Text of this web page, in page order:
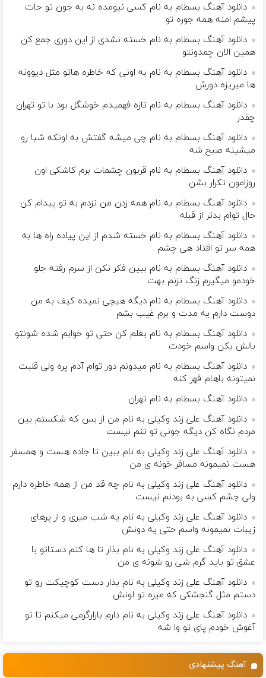
دانلود آهنگ بسطام به نام کسی نیومده نه به جون تو جات
پیشم امنه همه جوره تو
دانلود آهنگ بسطام به نام خسته نشدی از این دوری جمع کن
همین الان چمدونتو
دانلود آهنگ بسطام به نام به اونی که خاطره هاتو مثل دیوونه
ها میریزه دورش
دانلود آهنگ بسطام به نام تازه فهمیدم خوشگل بود با تو تهران
چقدر
دانلود آهنگ بسطام به نام چی میشه گفتش به اونکه شبا رو
میشینه صبح شه
دانلود آهنگ بسطام به نام قربون چشمات برم کاشکی اون
روزامون تکرار بشن
دانلود آهنگ بسطام به نام همه زدن من نزدم به تو پیدام کن
حال توام بدتر از قبله
دانلود آهنگ بسطام به نام خسته شدم از این پیاده راه ها به
همه سر تو افتاد هی چشم
دانلود آهنگ بسطام به نام ببین فکر نکن از سرم رفته جلو
خودمو میگیرم زنگ نزنم بهت
دانلود آهنگ بسطام به نام دیگه هیچی نمیده کیف به من
دوست دارم یه مدت و برم غیب بشم
دانلود آهنگ بسطام به نام بغلم کن حتی تو خوابم شده شونتو
بالش بکن واسم خودت
دانلود آهنگ بسطام به نام میدونم دور توام آدم پره ولی قلبت
نمیتونه باهام قهر کنه
دانلود آهنگ بسطام به نام تهران
دانلود آهنگ علی زند وکیلی به نام من از بس كه شكستم بین
مردم نگاه كن دیگه جونى تو تنم نیست
دانلود آهنگ علی زند وکیلی به نام ببین تا جاده هست و همسفر
هست نمیمونه مسافر خونه ی من
دانلود آهنگ علی زند وکیلی به نام چه قد من از همه خاطره دارم
ولی چشم كسی به بودنم نیست
دانلود آهنگ علی زند وکیلی به نام یه شب میرى و از پرهای
زيبات نمیمونه واسم حتی یه دونش
دانلود آهنگ علی زند وکیلی به نام بذار تا ها كنم دستاتو با
عشق تو باید گرم شی رو شونه ى من
دانلود آهنگ علی زند وکیلی به نام بذار دست كوچیكت رو تو
دستم مثل گنجشكی كه میره تو لونش
دانلود آهنگ علی زند وکیلی به نام دارم بازارگرمی میكنم تا تو
آغوش خودم پای تو وا شه
آهنگ پیشنهادی